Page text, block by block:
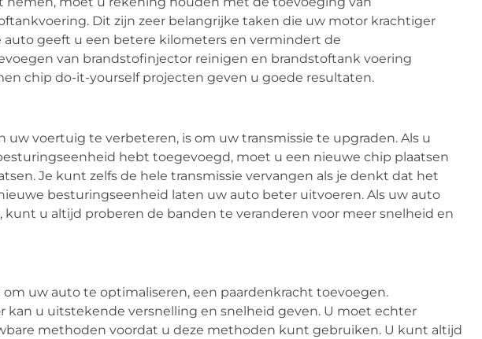
Dit zijn zeer belangrijke taken die uw motor krachtiger
geeft u een betere kilometers en vermindert de
van brandstofinjector reinigen en brandstoftank voering
chip do-it-yourself projecten geven u goede resultaten.
uw voertuig te verbeteren, is om uw transmissie te upgraden. Als u
hebt toegevoegd, moet u een nieuwe chip plaatsen
Je kunt zelfs de hele transmissie vervangen als je denkt dat het
besturingseenheid laten uw auto beter uitvoeren. Als uw auto
u altijd proberen de banden te veranderen voor meer snelheid en
uw auto te optimaliseren, een paardenkracht toevoegen.
kan u uitstekende versnelling en snelheid geven. U moet echter
methoden voordat u deze methoden kunt gebruiken. U kunt altijd